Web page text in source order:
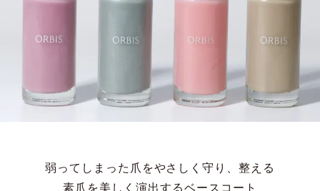
弱ってしまった爪をやさしく守り、整える
素爪を美しく演出するベースコート